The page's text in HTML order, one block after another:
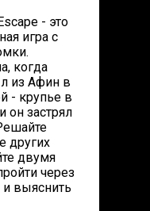
- это
игра с
когда
из Афин в
- крупье в
он застрял
других
двумя
через
выяснить